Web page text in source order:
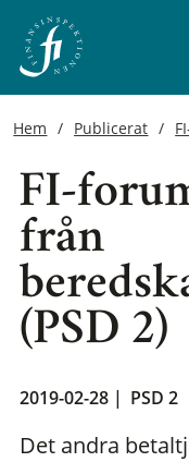
Hem Publicerat
FI-
från
(PSD 2)
2019-02-28 | PSD 2
Det andra